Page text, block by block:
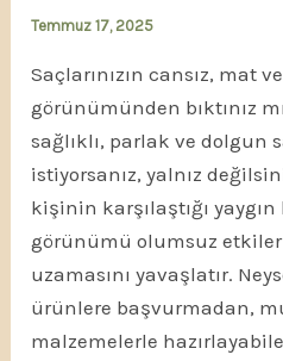
Temmuz 17, 2025
Saçlarınızın cansız, mat
görünümünden bıktınız
sağlıklı, parlak ve dolgun
istiyorsanız, yalnız
kişinin karşılaştığı
görünümü olumsuz etkiler
uzamasını yavaşlatır.
ürünlere başvurmadan,
malzemelerle